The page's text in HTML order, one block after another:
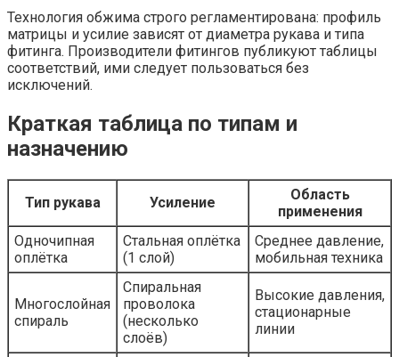
Технология обжима строго регламентирована: профиль
матрицы и усилие зависят от диаметра рукава и типа
фитинга. Производители фитингов публикуют таблицы
соответствий, ими следует пользоваться без
исключений.
Краткая таблица по типам и
назначению
Тип рукава Усиление
Область
применения
Одночипная
оплётка
Стальная оплётка
(1 слой)
Среднее давление,
мобильная техника
Многослойная
спираль
Спиральная
проволока
(несколько
слоёв)
Высокие давления,
стационарные
линии